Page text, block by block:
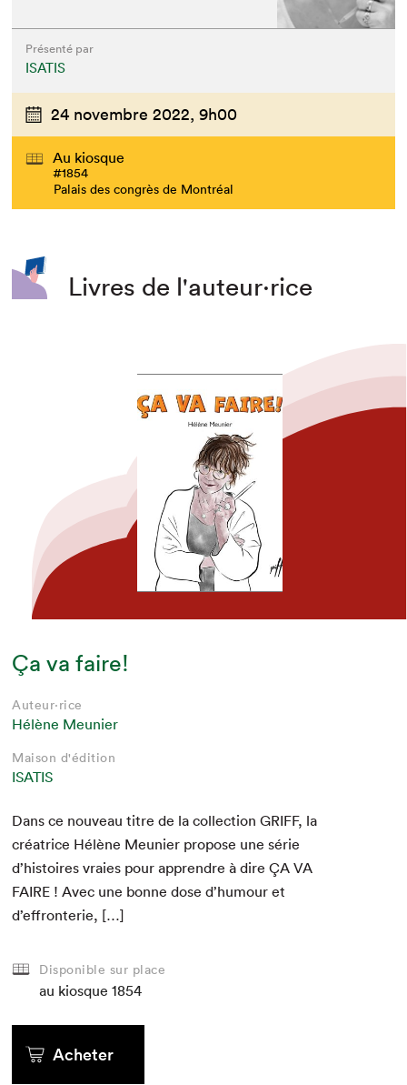
Présenté par
ISATIS
24 novembre 2022, 9h00
Au kiosque
#1854
Palais des congrès de Montréal
Livres de l'auteur·rice
Ça va faire!
Auteur·rice
Hélène Meunier
Maison d'édition
ISATIS
Dans ce nou­veau titre de la col­lec­tionGRIFF, la
créa­trice Hélène Meu­nier pro­pose une série
d’histoires vraies pour appren­dre à direÇA VA
FAIRE ! Avec une bonne dose d’humour et
d’effronterie, […]
Disponible sur place
au kiosque 1854
Acheter